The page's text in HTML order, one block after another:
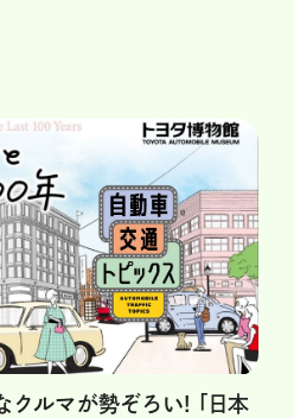
クルマが勢ぞろい! 「日本